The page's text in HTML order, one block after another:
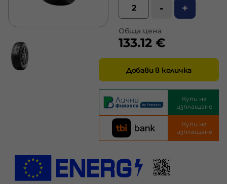
- +
Обща цена
133.12 €
Добави в количка
Купи на
изплащане
Купи на
изплащане